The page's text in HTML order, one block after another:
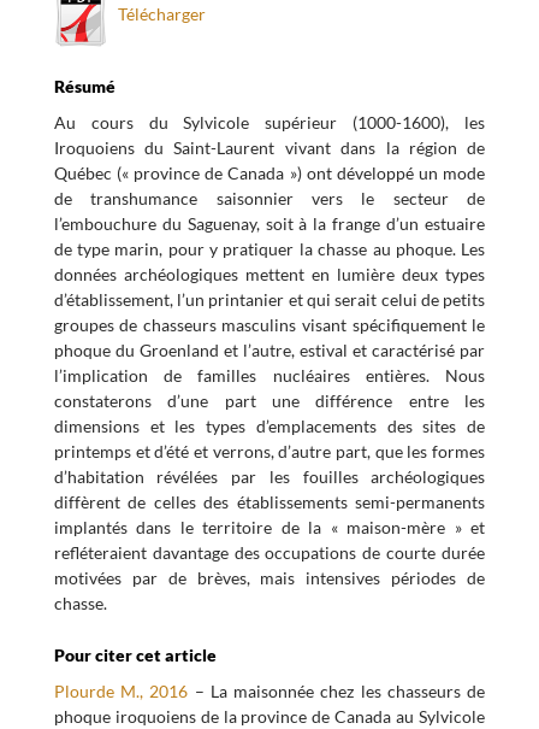
Télécharger
Résumé
Au cours du Sylvicole supérieur (1000-1600), les
Iroquoiens du Saint-Laurent vivant dans la région de
Québec (« province de Canada ») ont développé un mode
de transhumance saisonnier vers le secteur de
l’embouchure du Saguenay, soit à la frange d’un estuaire
de type marin, pour y pratiquer la chasse au phoque. Les
données archéologiques mettent en lumière deux types
d’établissement, l’un printanier et qui serait celui de petits
groupes de chasseurs masculins visant spécifiquement le
phoque du Groenland et l’autre, estival et caractérisé par
l’implication de familles nucléaires entières. Nous
constaterons d’une part une différence entre les
dimensions et les types d’emplacements des sites de
printemps et d’été et verrons, d’autre part, que les formes
d’habitation révélées par les fouilles archéologiques
diffèrent de celles des établissements semi-permanents
implantés dans le territoire de la « maison-mère » et
refléteraient davantage des occupations de courte durée
motivées par de brèves, mais intensives périodes de
chasse.
Pour citer cet article
Plourde M., 2016 – La maisonnée chez les chasseurs de
phoque iroquoiens de la province de Canada au Sylvicole